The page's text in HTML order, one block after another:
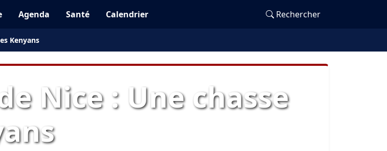
Agenda Santé Calendrier Rechercher
Kenyans
Nice : Une chasse